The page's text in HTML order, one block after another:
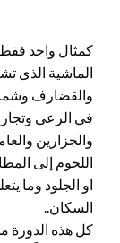
كمثال واحد
الماشية الذى
والقضارف
في الرعى وتجار
والجزارين
اللحوم إلى
السكان..
كل هذه الدورة